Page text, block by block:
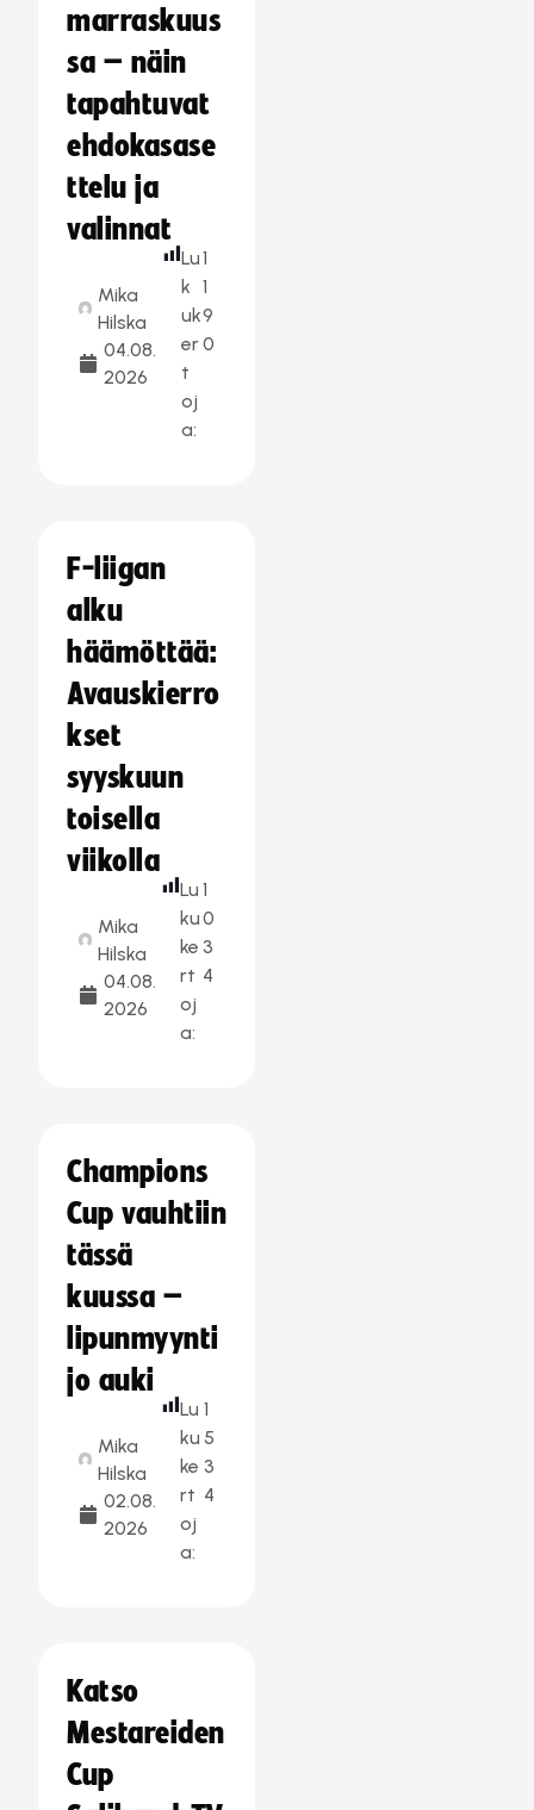
marraskuus
sa – näin
tapahtuvat
ehdokasase
ttelu ja
valinnat
Mika
Hilska
04.08.
2026
Lu
k
uk
er
t
oj
a:
1
1
9
0
F-liigan
alku
häämöttää:
Avauskierro
kset
syyskuun
toisella
viikolla
Mika
Hilska
04.08.
2026
Lu
ku
ke
rt
oj
a:
1
0
3
4
Champions
Cup vauhtiin
tässä
kuussa –
lipunmyynti
jo auki
Mika
Hilska
02.08.
2026
Lu
ku
ke
rt
oj
a:
1
5
3
4
Katso
Mestareiden
Cup